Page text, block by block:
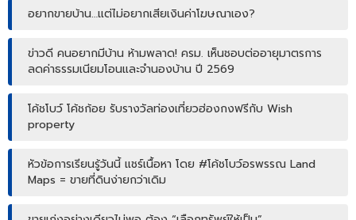
อยากขายบ้าน…แต่ไม่อยากเสียเงินค่าโฆษณาเอง?
ข่าวดี คนอยากมีบ้าน ห้ามพลาด! ครม. เห็นชอบต่ออายุมาตรการ
ลดค่าธรรมเนียมโอนและจำนองบ้าน ปี 2569
โค้ชโบว์ โค้ชก้อย รับรางวัลท่องเที่ยวฮ่องกงฟรีกับ Wish
property
หัวข้อการเรียนรู้วันนี้ แชร์เนื้อหา โดย #โค้ชโบว์อรพรรณ Land
Maps = ขายที่ดินง่ายกว่าเดิม